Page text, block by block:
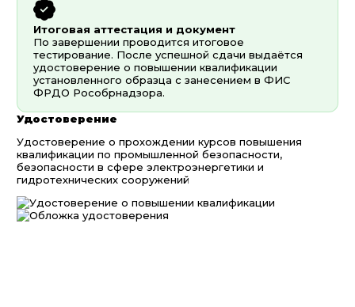
Итоговая аттестация и документ
По завершении проводится итоговое
тестирование. После успешной сдачи выдаётся
удостоверение о повышении квалификации
установленного образца с занесением в ФИС
ФРДО Рособрнадзора.
Удостоверение
Удостоверение о прохождении курсов повышения
квалификации по промышленной безопасности,
безопасности в сфере электроэнергетики и
гидротехнических сооружений